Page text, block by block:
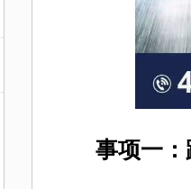
事项一：